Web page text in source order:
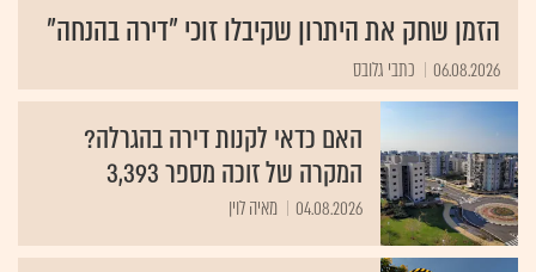
הזמן שחק את היתרון שקיבלו זוכי "דירה בהנחה"
06.08.2026 כתבי גלובס
האם כדאי לקנות דירה בהגרלה?
המקרה של זוכה מספר 3,393
04.08.2026 מאיה לוין